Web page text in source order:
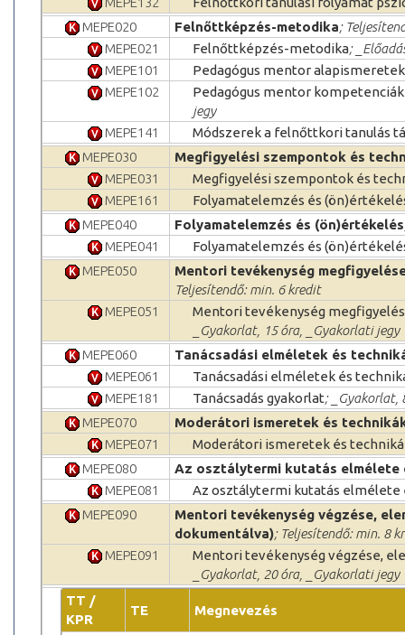
MEPE020
Felnőttképzés-metodika;
MEPE021
Felnőttképzés-metodika;
MEPE101
Pedagógus mentor
MEPE102
Pedagógus mentor
jegy
MEPE141
Módszerek a felnőttkori tanulás
MEPE030
Megfigyelési szempontok és
MEPE031
Megfigyelési szempontok és
MEPE161
Folyamatelemzés és
MEPE040
Folyamatelemzés és (ön)értékelés
MEPE041
Folyamatelemzés és
MEPE050
Mentori tevékenység
Teljesítendő: min. 6 kredit
MEPE051
Mentori tevékenység
_Gyakorlat, 15 óra, _Gyakorlati jegy
MEPE060
Tanácsadási elméletek és
MEPE061
Tanácsadási elméletek és
MEPE181
Tanácsadás gyakorlat; _Gyakorlat,
MEPE070
Moderátori ismeretek és
MEPE071
Moderátori ismeretek és
MEPE080
Az osztálytermi kutatás elmélete
MEPE081
Az osztálytermi kutatás elmélete
MEPE090
Mentori tevékenység végzése,
dokumentálva); Teljesítendő: min. 8
MEPE091
Mentori tevékenység végzése,
_Gyakorlat, 20 óra, _Gyakorlati jegy
TT /
KPR
TE Megnevezés